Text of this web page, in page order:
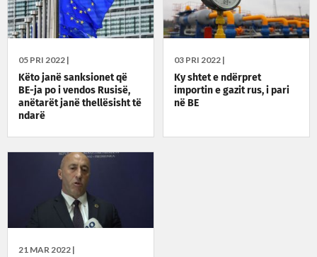
05 PRI 2022 |
Këto janë sanksionet që
BE-ja po i vendos Rusisë,
anëtarët janë thellësisht të
ndarë
03 PRI 2022 |
Ky shtet e ndërpret
importin e gazit rus, i pari
në BE
21 MAR 2022 |